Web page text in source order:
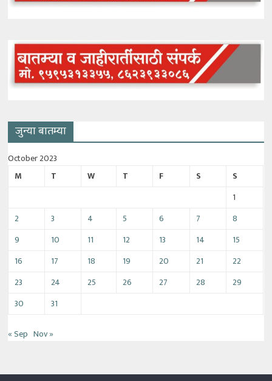
जुन्या बातम्या
October 2023
M
T W T F S
S
1
2
3 4 5 6 7
8
9
10 11 12 13 14
15
16
17 18 19 20 21
22
23
24 25 26 27 28
29
30
31
« Sep Nov »